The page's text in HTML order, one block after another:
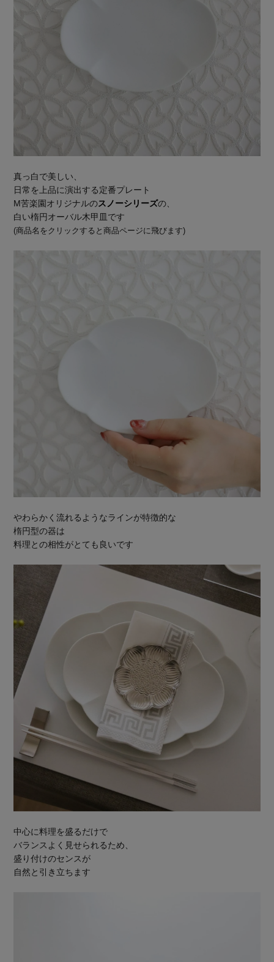
真っ白で美しい、
日常を上品に演出する定番プレート
M苦楽園オリジナルのスノーシリーズの、
白い楕円オーバル木甲皿です
(商品名をクリックすると商品ページに飛びます)
やわらかく流れるようなラインが特徴的な
楕円型の器は
料理との相性がとても良いです
中心に料理を盛るだけで
バランスよく見せられるため、
盛り付けのセンスが
自然と引き立ちます